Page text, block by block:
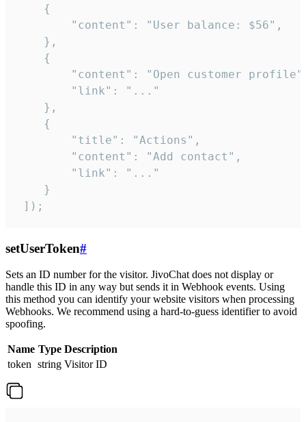
    {
        "content": "User balance: $56",
    },
    {
"content": "Open customer
        "link": "..."
    },
    {
        "title": "Actions",
        "content": "Add contact",
        "link": "..."
    }
]);
setUserToken#
Sets an ID number for the visitor. JivoChat does not display or
handle this ID in any way but sends it in Webhook events. Using
this method you can identify your website visitors when processing
Webhooks. We recommend using a hard-to-guess identifier to avoid
spoofing.
Name Type Description
token string Visitor ID